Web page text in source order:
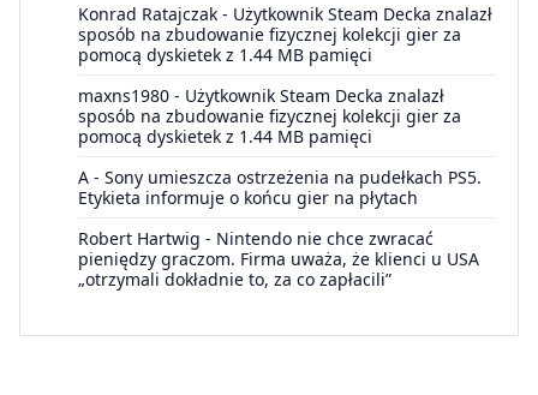
Konrad Ratajczak - Użytkownik Steam Decka znalazł
sposób na zbudowanie fizycznej kolekcji gier za
pomocą dyskietek z 1.44 MB pamięci
maxns1980 - Użytkownik Steam Decka znalazł
sposób na zbudowanie fizycznej kolekcji gier za
pomocą dyskietek z 1.44 MB pamięci
A - Sony umieszcza ostrzeżenia na pudełkach PS5.
Etykieta informuje o końcu gier na płytach
Robert Hartwig - Nintendo nie chce zwracać
pieniędzy graczom. Firma uważa, że klienci u USA
„otrzymali dokładnie to, za co zapłacili”